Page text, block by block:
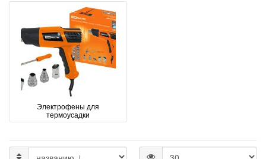
Электрофены для
термоусадки